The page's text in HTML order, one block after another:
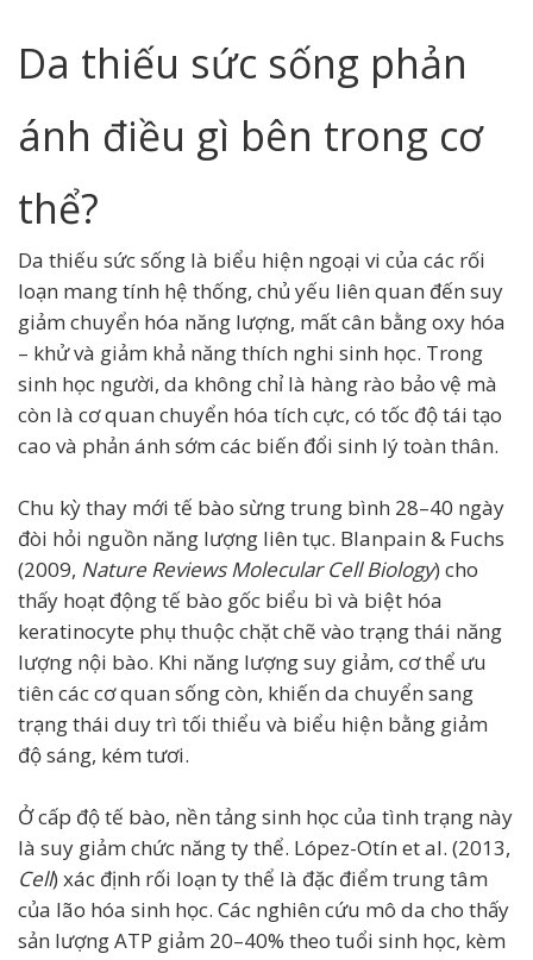
Da thiếu sức sống phản
ánh điều gì bên trong cơ
thể?
Da thiếu sức sống là biểu hiện ngoại vi của các rối
loạn mang tính hệ thống, chủ yếu liên quan đến suy
giảm chuyển hóa năng lượng, mất cân bằng oxy hóa
– khử và giảm khả năng thích nghi sinh học. Trong
sinh học người, da không chỉ là hàng rào bảo vệ mà
còn là cơ quan chuyển hóa tích cực, có tốc độ tái tạo
cao và phản ánh sớm các biến đổi sinh lý toàn thân.
Chu kỳ thay mới tế bào sừng trung bình 28–40 ngày
đòi hỏi nguồn năng lượng liên tục. Blanpain & Fuchs
(2009, Nature Reviews Molecular Cell Biology) cho
thấy hoạt động tế bào gốc biểu bì và biệt hóa
keratinocyte phụ thuộc chặt chẽ vào trạng thái năng
lượng nội bào. Khi năng lượng suy giảm, cơ thể ưu
tiên các cơ quan sống còn, khiến da chuyển sang
trạng thái duy trì tối thiểu và biểu hiện bằng giảm
độ sáng, kém tươi.
Ở cấp độ tế bào, nền tảng sinh học của tình trạng này
là suy giảm chức năng ty thể. López-Otín et al. (2013,
Cell) xác định rối loạn ty thể là đặc điểm trung tâm
của lão hóa sinh học. Các nghiên cứu mô da cho thấy
sản lượng ATP giảm 20–40% theo tuổi sinh học, kèm